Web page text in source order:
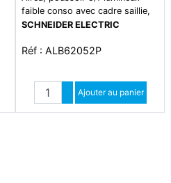
faible conso avec cadre saillie,
blanc polaire
SCHNEIDER ELECTRIC
Réf : ALB62052P
Quantité
Augmenter quantité
Diminuer quantité
Ajouter au panier